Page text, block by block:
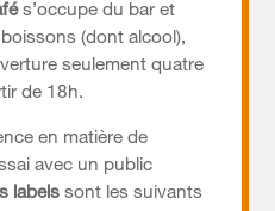
s’occupe du bar et
(dont alcool),
seulement quatre
de 18h.
en matière de
avec un public
labels sont les suivants